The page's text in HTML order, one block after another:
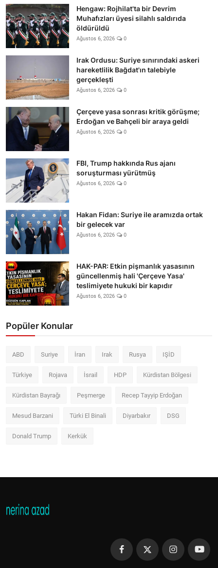
Hengaw: Rojhilat'ta bir Devrim
Muhafızları üyesi silahlı saldırıda
öldürüldü
Ağustos 6, 2026 0
Irak Ordusu: Suriye sınırındaki askeri
hareketlilik Bağdat'ın talebiyle
gerçekleşti
Ağustos 6, 2026 0
Çerçeve yasa sonrası kritik görüşme;
Erdoğan ve Bahçeli bir araya geldi
Ağustos 6, 2026 0
FBI, Trump hakkında Rus ajanı
soruşturması yürütmüş
Ağustos 6, 2026 0
Hakan Fidan: Suriye ile aramızda ortak
bir gelecek var
Ağustos 6, 2026 0
HAK-PAR: Etkin pişmanlık yasasının
güncellenmiş hali 'Çerçeve Yasa'
teslimiyete hukuki bir kapıdır
Ağustos 6, 2026 0
Popüler Konular
ABD Suriye İran Irak Rusya IŞİD
Türkiye Rojava İsrail HDP Kürdistan Bölgesi
Kürdistan Bayrağı Peşmerge Recep Tayyip Erdoğan
Mesud Barzani Türki El Binali Diyarbakır DSG
Donald Trump Kerkük